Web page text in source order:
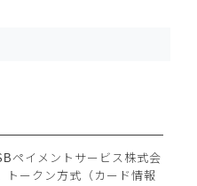
ペイメントサービス株式会
トークン方式（カード情報